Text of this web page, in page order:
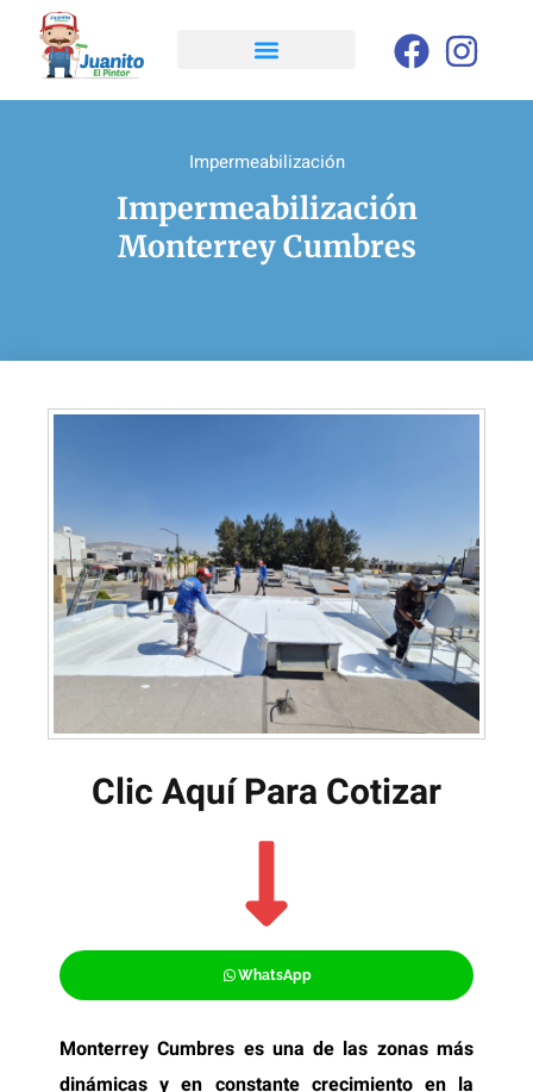
Impermeabilización
Impermeabilización
Monterrey Cumbres
Clic Aquí Para Cotizar​
WhatsApp
Monterrey Cumbres es una de las zonas más
dinámicas y en constante crecimiento en la